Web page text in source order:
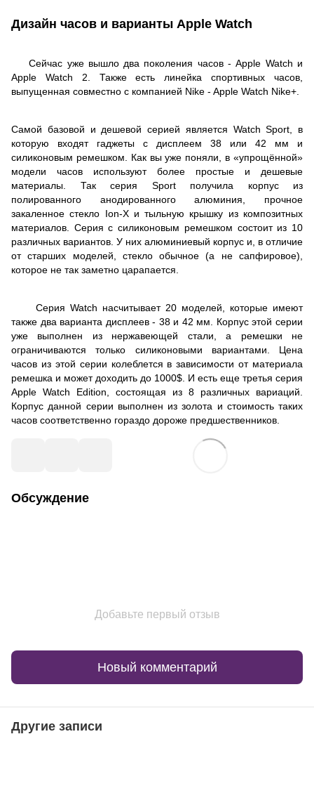
Дизайн часов и варианты Apple Watch
Сейчас уже вышло два поколения часов - Apple Watch и
Apple Watch 2. Также есть линейка спортивных часов,
выпущенная совместно с компанией Nike - Apple Watch Nike+.
Самой базовой и дешевой серией является Watch Sport, в
которую входят гаджеты с дисплеем 38 или 42 мм и
силиконовым ремешком. Как вы уже поняли, в «упрощённой»
модели часов используют более простые и дешевые
материалы. Так серия Sport получила корпус из
полированного анодированного алюминия, прочное
закаленное стекло Ion-X и тыльную крышку из композитных
материалов. Серия с силиконовым ремешком состоит из 10
различных вариантов. У них алюминиевый корпус и, в отличие
от старших моделей, стекло обычное (а не сапфировое),
которое не так заметно царапается.
Серия Watch насчитывает 20 моделей, которые имеют
также два варианта дисплеев - 38 и 42 мм. Корпус этой серии
уже выполнен из нержавеющей стали, а ремешки не
ограничиваются только силиконовыми вариантами. Цена
часов из этой серии колеблется в зависимости от материала
ремешка и может доходить до 1000$. И есть еще третья серия
Apple Watch Edition, состоящая из 8 различных вариаций.
Корпус данной серии выполнен из золота и стоимость таких
часов соответственно гораздо дороже предшественников.
Обсуждение
Добавьте первый отзыв
Новый комментарий
Другие записи